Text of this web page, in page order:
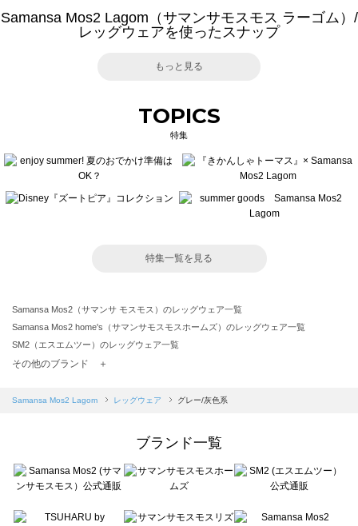
Samansa Mos2 Lagom（サマンサモスモス ラーゴム）/
レッグウェアを使ったスナップ
もっと見る
TOPICS
特集
特集一覧を見る
Samansa Mos2（サマンサ モスモス）のレッグウェア一覧
Samansa Mos2 home's（サマンサモスモスホームズ）のレッグウェア一覧
SM2（エスエムツー）のレッグウェア一覧
TSUHARU by Samansa Mos2（ツハルバイサマンサモスモス）のレッグウェア一覧
Samansa Mos2 blue（サマンサモスモス ブルー）のレッグウェア一覧
sō4ū（ソウフォーユー）のレッグウェア一覧
Te chichi（テチチ）のレッグウェア一覧
Te chichi CLASSIC（テチチ クラシック）のレッグウェア一覧
Lugnoncure（ルノンキュール）のレッグウェア一覧
その他のブランド ＋
Samansa Mos2 Lagom レッグウェア グレー/灰色系
ブランド一覧